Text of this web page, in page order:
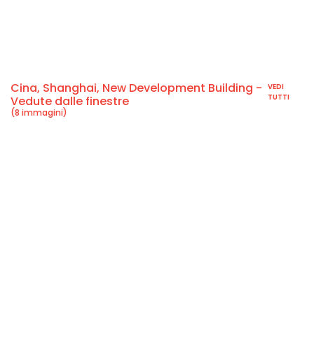
Cina, Shanghai, New Development Building -
Vedute dalle finestre
(8 immagini)
VEDI
TUTTI